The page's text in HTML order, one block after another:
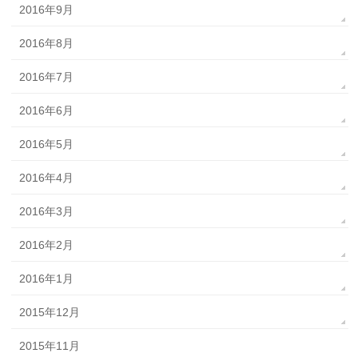
2016年9月
2016年8月
2016年7月
2016年6月
2016年5月
2016年4月
2016年3月
2016年2月
2016年1月
2015年12月
2015年11月